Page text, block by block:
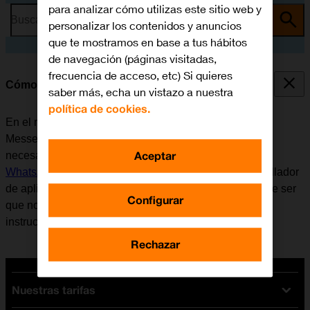
Busca por problema o tema
Cómo utilizar WhatsApp Messenger
En el móvil se puede utilizar la aplicación WhatsApp
Messenger. Antes de utilizar WhatsApp Messenger, es
necesario
configurar el móvil para internet
WhatsApp Messenger. Tener en cuenta que el desarrollador
de aplicaciones va actualizando la app y por eso puede ser
que no coincida exactamente con el contenido de esta
instrucción.
Nuestras tarifas
para analizar cómo utilizas este sitio web y
personalizar los contenidos y anuncios
que te mostramos en base a tus hábitos
de navegación (páginas visitadas,
frecuencia de acceso, etc) Si quieres
saber más, echa un vistazo a nuestra
política de cookies.
Configurar
Rechazar
Aceptar